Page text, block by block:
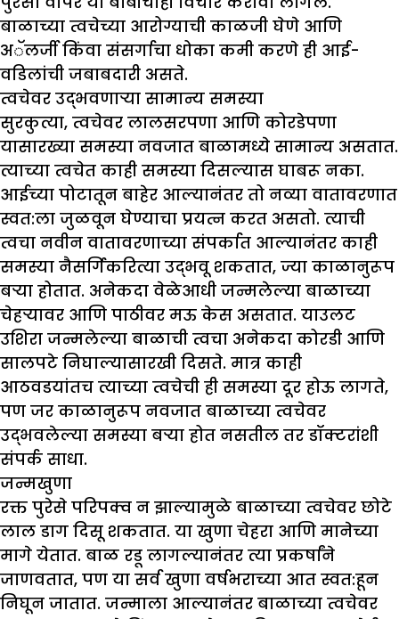
बाळाच्या त्वचेच्या आरोग्याची काळजी घेणे आणि
अॅलर्जी किंवा संसर्गाचा धोका कमी करणे ही आई-
वडिलांची जबाबदारी असते.
त्वचेवर उद्भवणाऱ्या सामान्य समस्या
सुरकुत्या, त्वचेवर लालसरपणा आणि कोरडेपणा
यासारख्या समस्या नवजात बाळामध्ये सामान्य असतात.
त्याच्या त्वचेत काही समस्या दिसल्यास घाबरू नका.
आईच्या पोटातून बाहेर आल्यानंतर तो नव्या वातावरणात
स्वत:ला जुळवून घेण्याचा प्रयत्न करत असतो. त्याची
त्वचा नवीन वातावरणाच्या संपर्कात आल्यानंतर काही
समस्या नैसर्गिकरित्या उद्भवू शकतात, ज्या काळानुरूप
बऱ्या होतात. अनेकदा वेळेआधी जन्मलेल्या बाळाच्या
चेहऱ्यावर आणि पाठीवर मऊ केस असतात. याउलट
उशिरा जन्मलेल्या बाळाची त्वचा अनेकदा कोरडी आणि
सालपटे निघाल्यासारखी दिसते. मात्र काही
आठवडयांतच त्याच्या त्वचेची ही समस्या दूर होऊ लागते,
पण जर काळानुरूप नवजात बाळाच्या त्वचेवर
उद्भवलेल्या समस्या बऱ्या होत नसतील तर डॉक्टरांशी
संपर्क साधा.
जन्मखुणा
रक्त पुरेसे परिपक्व न झाल्यामुळे बाळाच्या त्वचेवर छोटे
लाल डाग दिसू शकतात. या खुणा चेहरा आणि मानेच्या
मागे येतात. बाळ रडू लागल्यानंतर त्या प्रकर्षांने
जाणवतात, पण या सर्व खुणा वर्षभराच्या आत स्वत:हून
निघून जातात. जन्माला आल्यानंतर बाळाच्या त्वचेवर